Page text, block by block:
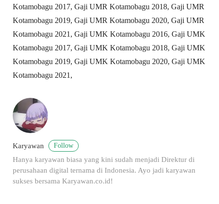
Kotamobagu 2017, Gaji UMR Kotamobagu 2018, Gaji UMR
Kotamobagu 2019, Gaji UMR Kotamobagu 2020, Gaji UMR
Kotamobagu 2021, Gaji UMK Kotamobagu 2016, Gaji UMK
Kotamobagu 2017, Gaji UMK Kotamobagu 2018, Gaji UMK
Kotamobagu 2019, Gaji UMK Kotamobagu 2020, Gaji UMK
Kotamobagu 2021,
Karyawan Follow
Hanya karyawan biasa yang kini sudah menjadi Direktur di
perusahaan digital ternama di Indonesia. Ayo jadi karyawan
sukses bersama Karyawan.co.id!